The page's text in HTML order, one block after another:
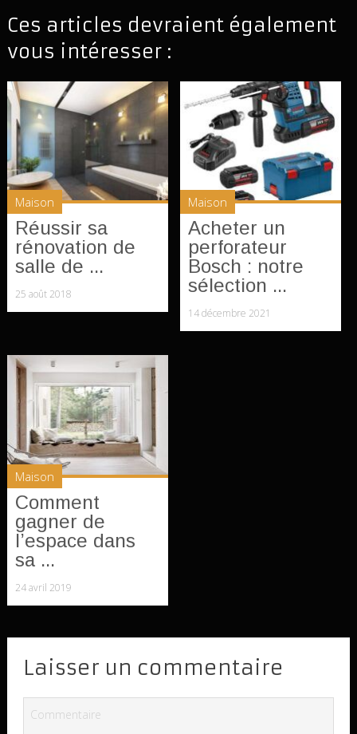
Ces articles devraient également
vous intéresser :
Maison
Réussir sa
rénovation de
salle de ...
25 août 2018
Maison
Acheter un
perforateur
Bosch : notre
sélection ...
14 décembre 2021
Maison
Comment
gagner de
l’espace dans
sa ...
24 avril 2019
Laisser un commentaire